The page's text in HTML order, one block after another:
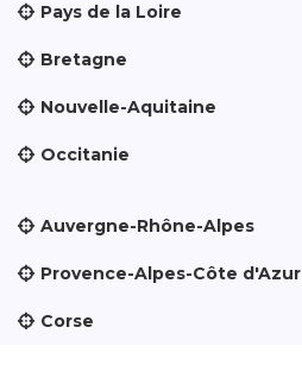
Pays de la Loire
Bretagne
Nouvelle-Aquitaine
Occitanie
Auvergne-Rhône-Alpes
Provence-Alpes-Côte d'Azur
Corse